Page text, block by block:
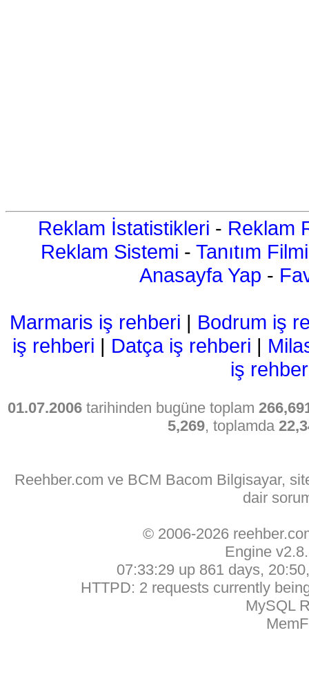
Reklam İstatistikleri - Reklam
Reklam Sistemi - Tanıtım Filmi
Anasayfa Yap -
Marmaris iş rehberi | Bodrum iş
iş rehberi | Datça iş rehberi |
iş
01.07.2006 tarihinden bugüne toplam
5,269, toplamda
Reehber.com ve BCM Bacom Bilgisayar,
dair
© 2006-2026
Engine
07:33:29 up 861 days,
HTTPD: 2 requests currently
MySQL